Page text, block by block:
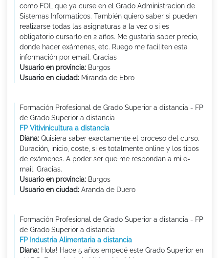
como FOL que ya curse en el Grado Administracion de
Sistemas Informaticos. También quiero saber si pueden
realizarse todas las asignaturas a la vez o si es
obligatorio cursarlo en 2 años. Me gustaria saber precio,
donde hacer exámenes, etc. Ruego me faciliten esta
información por email. Gracias
Usuario en provincia: Burgos
Usuario en ciudad: Miranda de Ebro
Formación Profesional de Grado Superior a distancia - FP
de Grado Superior a distancia
FP Vitivinicultura a distancia
Diana: Quisiera saber exactamente el proceso del curso.
Duración, inicio, coste, si es totalmente online y los tipos
de exámenes. A poder ser que me respondan a mi e-
mail. Gracias.
Usuario en provincia: Burgos
Usuario en ciudad: Aranda de Duero
Formación Profesional de Grado Superior a distancia - FP
de Grado Superior a distancia
FP Industria Alimentaria a distancia
Diana: Hola! Hace 5 años empecé este Grado Superior en